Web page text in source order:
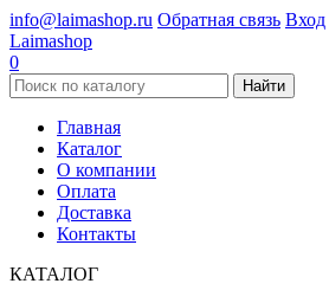
info@laimashop.ru Обратная связь Вход
Laimashop
0
Найти
Главная
Каталог
О компании
Оплата
Доставка
Контакты
КАТАЛОГ